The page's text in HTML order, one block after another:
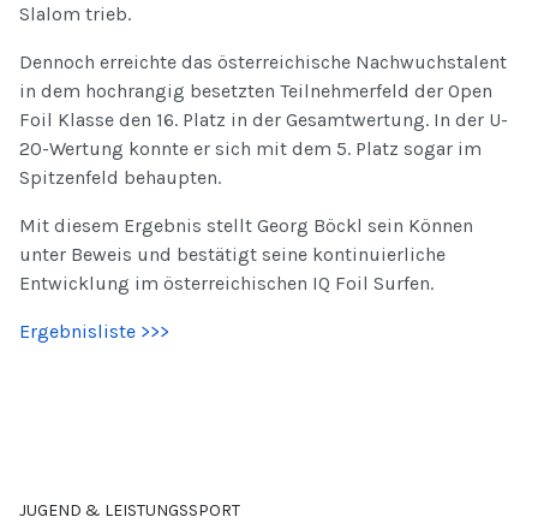
Slalom trieb.
Dennoch erreichte das österreichische Nachwuchstalent
in dem hochrangig besetzten Teilnehmerfeld der Open
Foil Klasse den 16. Platz in der Gesamtwertung. In der U-
20-Wertung konnte er sich mit dem 5. Platz sogar im
Spitzenfeld behaupten.
Mit diesem Ergebnis stellt Georg Böckl sein Können
unter Beweis und bestätigt seine kontinuierliche
Entwicklung im österreichischen IQ Foil Surfen.
Ergebnisliste >>>
JUGEND & LEISTUNGSSPORT